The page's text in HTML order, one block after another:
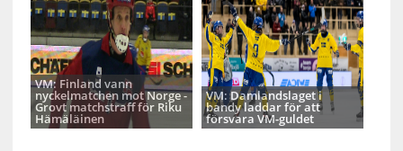
VM: Finland vann
nyckelmatchen mot Norge -
Grovt matchstraff för Riku
Hämäläinen
VM: Damlandslaget i
bandy laddar för att
försvara VM-guldet